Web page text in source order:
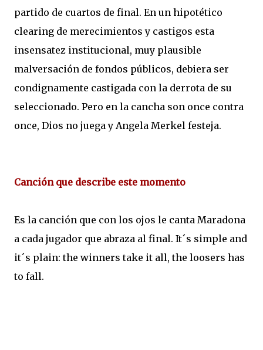
partido de cuartos de final. En un hipotético
clearing de merecimientos y castigos esta
insensatez institucional, muy plausible
malversación de fondos públicos, debiera ser
condignamente castigada con la derrota de su
seleccionado. Pero en la cancha son once contra
once, Dios no juega y Angela Merkel festeja.
Canción que describe este momento
Es la canción que con los ojos le canta Maradona
a cada jugador que abraza al final. It´s simple and
it´s plain: the winners take it all, the loosers has
to fall.